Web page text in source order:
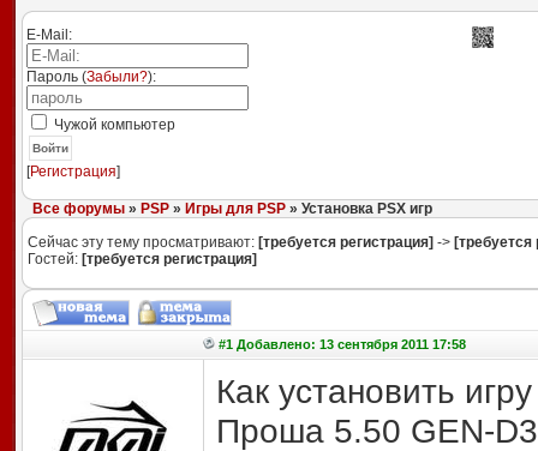
E-Mail:
Пароль (Забыли?):
Чужой компьютер
Войти
[Регистрация]
Все форумы» PSP» Игры для PSP» Установка PSX игр
Сейчас эту тему просматривают: [требуется регистрация] -> [требуется
Гостей: [требуется регистрация]
#1 Добавлено: 13 сентября 2011 17:58
Как установить
Проша 5.50 GEN-D3